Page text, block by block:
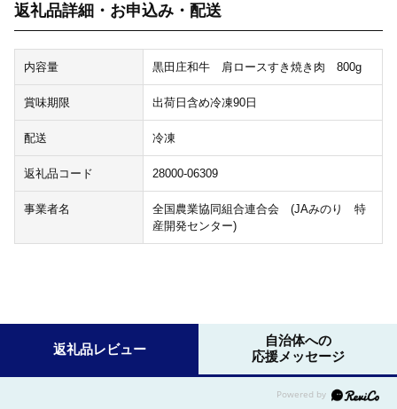
返礼品詳細・お申込み・配送
内容量 黒田庄和牛 肩ロースすき焼き肉 800g
賞味期限 出荷日含め冷凍90日
配送 冷凍
返礼品コード 28000-06309
事業者名
全国農業協同組合連合会 (JAみのり 特
産開発センター)
返礼品レビュー
自治体への
応援メッセージ